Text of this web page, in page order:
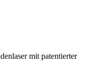
mit patentierter